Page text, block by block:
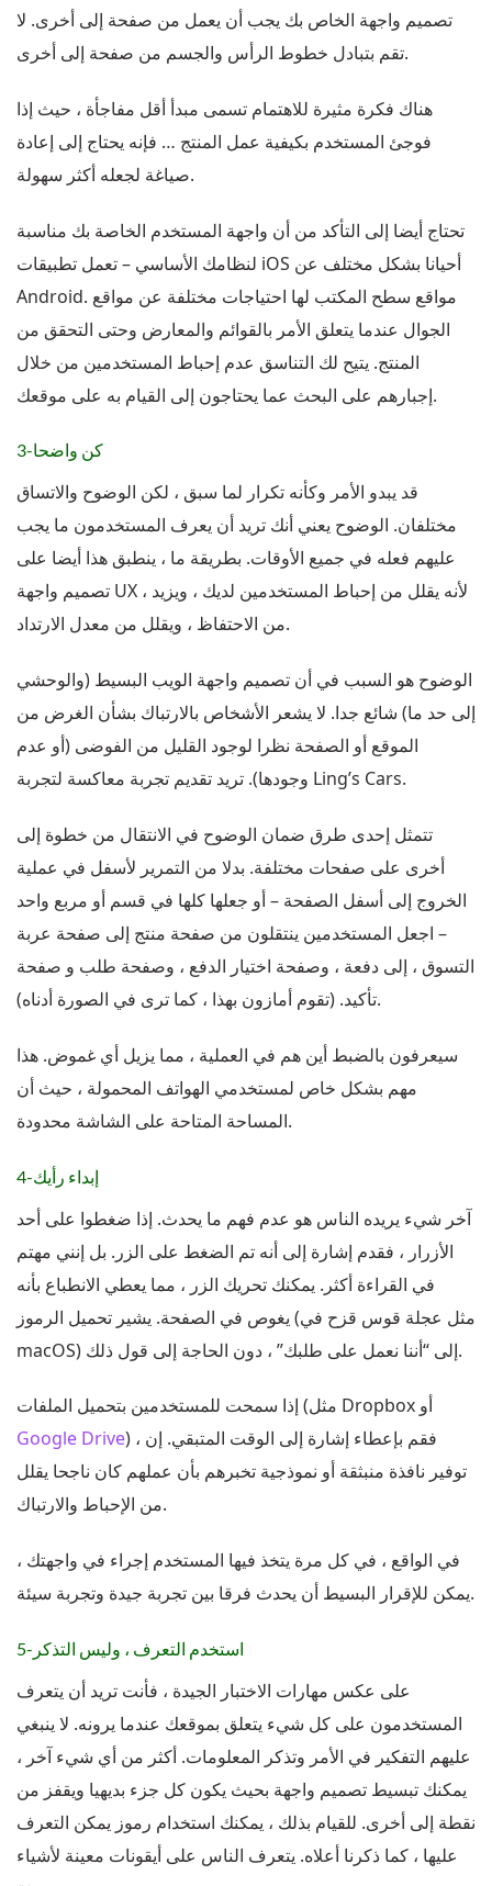
تصميم واجهة الخاص بك يجب أن يعمل من صفحة إلى أخرى. لا
تقم بتبادل خطوط الرأس والجسم من صفحة إلى أخرى.
هناك فكرة مثيرة للاهتمام تسمى مبدأ أقل مفاجأة ، حيث إذا
فوجئ المستخدم بكيفية عمل المنتج … فإنه يحتاج إلى إعادة
صياغة لجعله أكثر سهولة.
تحتاج أيضا إلى التأكد من أن واجهة المستخدم الخاصة بك مناسبة
لنظامك الأساسي – تعمل تطبيقات iOS أحيانا بشكل مختلف عن
Android. مواقع سطح المكتب لها احتياجات مختلفة عن مواقع
الجوال عندما يتعلق الأمر بالقوائم والمعارض وحتى التحقق من
المنتج. يتيح لك التناسق عدم إحباط المستخدمين من خلال
إجبارهم على البحث عما يحتاجون إلى القيام به على موقعك.
3-كن واضحا
قد يبدو الأمر وكأنه تكرار لما سبق ، لكن الوضوح والاتساق
مختلفان. الوضوح يعني أنك تريد أن يعرف المستخدمون ما يجب
عليهم فعله في جميع الأوقات. بطريقة ما ، ينطبق هذا أيضا على
تصميم واجهة UX ، لأنه يقلل من إحباط المستخدمين لديك ، ويزيد
من الاحتفاظ ، ويقلل من معدل الارتداد.
الوضوح هو السبب في أن تصميم واجهة الويب البسيط (والوحشي
إلى حد ما) شائع جدا. لا يشعر الأشخاص بالارتباك بشأن الغرض من
الموقع أو الصفحة نظرا لوجود القليل من الفوضى (أو عدم
وجودها). تريد تقديم تجربة معاكسة لتجربة Ling’s Cars.
تتمثل إحدى طرق ضمان الوضوح في الانتقال من خطوة إلى
أخرى على صفحات مختلفة. بدلا من التمرير لأسفل في عملية
الخروج إلى أسفل الصفحة – أو جعلها كلها في قسم أو مربع واحد
– اجعل المستخدمين ينتقلون من صفحة منتج إلى صفحة عربة
التسوق ، إلى دفعة ، وصفحة اختيار الدفع ، وصفحة طلب و صفحة
تأكيد. (تقوم أمازون بهذا ، كما ترى في الصورة أدناه).
سيعرفون بالضبط أين هم في العملية ، مما يزيل أي غموض. هذا
مهم بشكل خاص لمستخدمي الهواتف المحمولة ، حيث أن
المساحة المتاحة على الشاشة محدودة.
4-إبداء رأيك
آخر شيء يريده الناس هو عدم فهم ما يحدث. إذا ضغطوا على أحد
الأزرار ، فقدم إشارة إلى أنه تم الضغط على الزر. بل إنني مهتم
في القراءة أكثر. يمكنك تحريك الزر ، مما يعطي الانطباع بأنه
يغوص في الصفحة. يشير تحميل الرموز (مثل عجلة قوس قزح في
macOS) إلى “أننا نعمل على طلبك” ، دون الحاجة إلى قول ذلك.
إذا سمحت للمستخدمين بتحميل الملفات (مثل Dropbox أو
Google Drive) ، فقم بإعطاء إشارة إلى الوقت المتبقي. إن
توفير نافذة منبثقة أو نموذجية تخبرهم بأن عملهم كان ناجحا يقلل
من الإحباط والارتباك.
في الواقع ، في كل مرة يتخذ فيها المستخدم إجراء في واجهتك ،
يمكن للإقرار البسيط أن يحدث فرقا بين تجربة جيدة وتجربة سيئة.
5-استخدم التعرف ، وليس التذكر
على عكس مهارات الاختبار الجيدة ، فأنت تريد أن يتعرف
المستخدمون على كل شيء يتعلق بموقعك عندما يرونه. لا ينبغي
عليهم التفكير في الأمر وتذكر المعلومات. أكثر من أي شيء آخر ،
يمكنك تبسيط تصميم واجهة بحيث يكون كل جزء بديهيا ويقفز من
نقطة إلى أخرى. للقيام بذلك ، يمكنك استخدام رموز يمكن التعرف
عليها ، كما ذكرنا أعلاه. يتعرف الناس على أيقونات معينة لأشياء